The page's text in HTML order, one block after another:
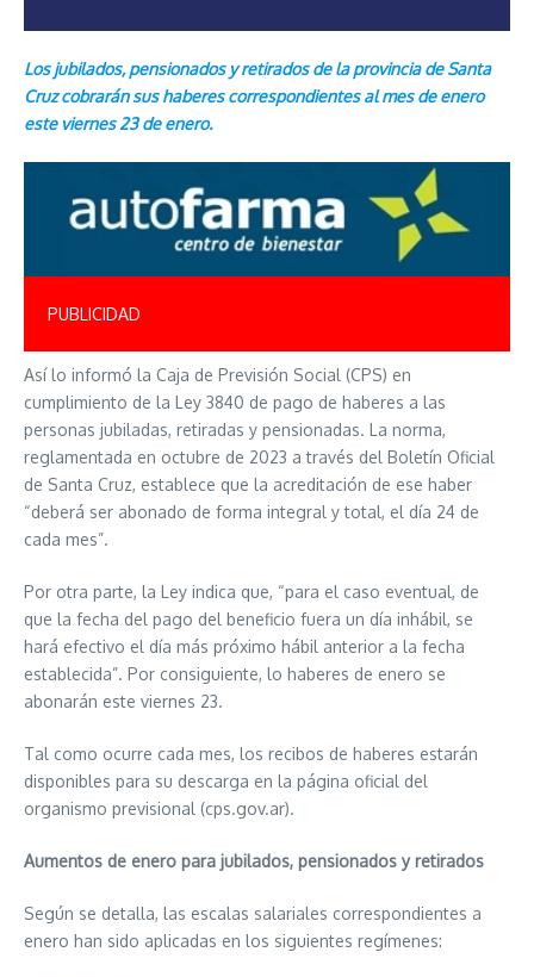
Los jubilados, pensionados y retirados de la provincia de Santa
Cruz cobrarán sus haberes correspondientes al mes de enero
este viernes 23 de enero.
PUBLICIDAD
Así lo informó la Caja de Previsión Social (CPS) en
cumplimiento de la Ley 3840 de pago de haberes a las
personas jubiladas, retiradas y pensionadas. La norma,
reglamentada en octubre de 2023 a través del Boletín Oficial
de Santa Cruz, establece que la acreditación de ese haber
“deberá ser abonado de forma integral y total, el día 24 de
cada mes”.
Por otra parte, la Ley indica que, “para el caso eventual, de
que la fecha del pago del beneficio fuera un día inhábil, se
hará efectivo el día más próximo hábil anterior a la fecha
establecida”. Por consiguiente, lo haberes de enero se
abonarán este viernes 23.
Tal como ocurre cada mes, los recibos de haberes estarán
disponibles para su descarga en la página oficial del
organismo previsional (cps.gov.ar).
Aumentos de enero para jubilados, pensionados y retirados
Según se detalla, las escalas salariales correspondientes a
enero han sido aplicadas en los siguientes regímenes: